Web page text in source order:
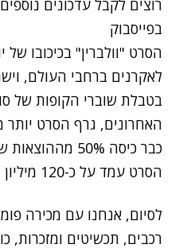
בפייסבוק
הסרט "וולברין" בכיכובו
לאקרנים ברחבי העולם,
בטבלת שוברי הקופות של
כבר כיסה 50%
הסרט עמד על כ-120 מיליון דולר.
לסיום, אנחנו עם מכירה
רכבים, תכשיטים ומזכרות,